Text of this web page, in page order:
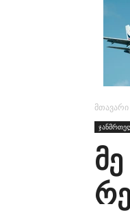
მთავარი